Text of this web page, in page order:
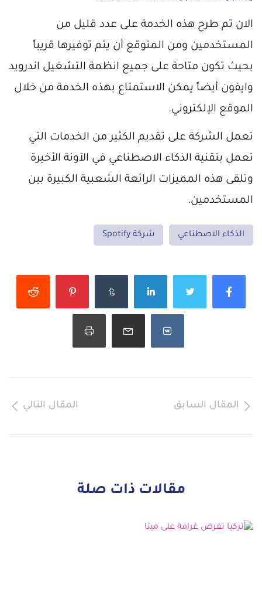
الان تم طرح هذه الخدمة على عدد قليل من
المستخدمين ومن المتوقع أن يتم توفيرها قريباً
بحيث تكون متاحة على جميع انظمة التشغيل اندرويد
وايفون أيضاً يمكن الاستمتاع بهذه الخدمة من خلال
الموقع الإلكتروني.
تعمل الشركة على تقديم الكثير من الخدمات التي
تعمل بتقنية الذكاء الاصطناعي في الآونة الأخيرة
وتلقى هذه المميزات الرائعة الشعبية الكبيرة بين
المستخدمين.
الذكاء الاصطناعي شركة Spotify
المقال السابق المقال التالي
مقالات ذات صلة